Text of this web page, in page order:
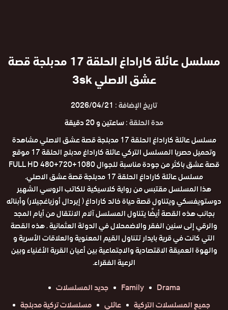
مسلسل عائلة كاراداغ الحلقة 17 مدبلجة قصة
عشق الاصلي 3sk
تاريخ الإضافة : 2026/04/21
مدة الحلقة :ساعتين و 20 دقيقة
مسلسل عائلة كاراداغ الحلقة 17 مدبلجة قصة عشق الاصلي مشاهدة
وتحميل حصريا المسلسل التركي عائلة كاراداغ مدبلج الحلقة 17 موقع
قصة عشق باكثر من جودة مناسبة للجوال 1080+720+480 FULL HD
مسلسل عائلة كاراداغ الحلقة 17 مدبلجة قصة عشق الاصلي.
هذا المسلسل مقتبس من رواية كلاسيكية للكاتب الروسي الشهير
دوستويفسكي ويتناول قصة حياة خالد كاراداغ ( إيردال أوزياغجيلار) وأبنائه
بجانب هذه القصة أيضًا يتناول المسلسل آلام الانتقال من أيام المجد
والرقي إلى سنين الفقر والاضمحلال في الدولة العثمانية . هذه القصة
التي كانت في قرية بايدار تتناول القيم المعنوية والعلاقات الأسرية و
والهوة العميقة الاقتصادية والاجتماعية بين أعيان القرية الأغنياء وبين
الرعية الفقراء.
Drama
Family
جديد المسلسلات
جميع المسلسلات التركية
عائلي مسلسلات تركية مدبلجة